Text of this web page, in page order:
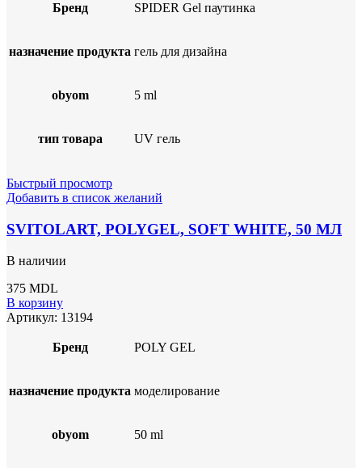
Бренд SPIDER Gel паутинка
назначение продукта гель для дизайна
obyom 5 ml
тип товара UV гель
Быстрый просмотр
Добавить в список желаний
SVITOLART, POLYGEL, SOFT WHITE, 50 МЛ
В наличии
375 MDL
В корзину
Артикул: 13194
Бренд POLY GEL
назначение продукта моделирование
obyom 50 ml